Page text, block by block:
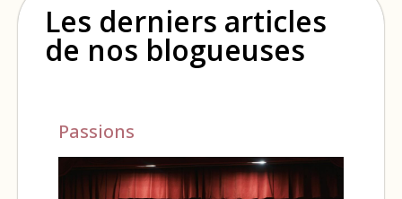
Les derniers articles
de nos blogueuses
Passions